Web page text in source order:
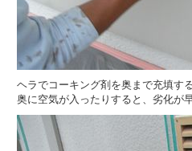
ヘラでコーキング剤を奥まで充填す
奥に空気が入ったりすると、劣化が